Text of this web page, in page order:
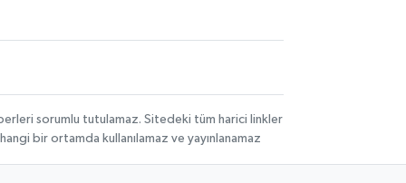
sorumlu tutulamaz. Sitedeki tüm harici linkler
bir ortamda kullanılamaz ve yayınlanamaz